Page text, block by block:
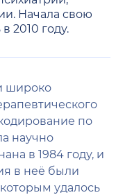
Начала свою
2010 году.
широко
по
научно
в 1984 году, и
в неё были
удалось